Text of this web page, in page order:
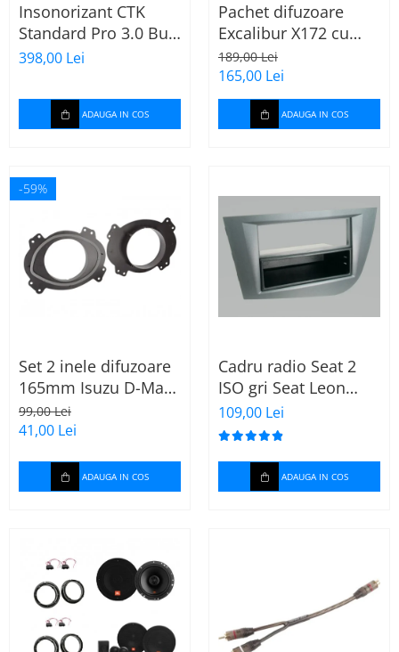
Insonorizant CTK
Standard Pro 3.0 Bulk
2.22 mp
398,00 Lei
ADAUGA IN COS
Pachet difuzoare
Excalibur X172 cu
inele Mercedes
Vito/Viano W639, VW
Crafter
189,00 Lei
165,00 Lei
ADAUGA IN COS
-59%
Set 2 inele difuzoare
165mm Isuzu D-Max
2012-2020 fata
99,00 Lei
41,00 Lei
ADAUGA IN COS
Cadru radio Seat 2
ISO gri Seat Leon
2005 - 2009 (40.188)
109,00 Lei
ADAUGA IN COS